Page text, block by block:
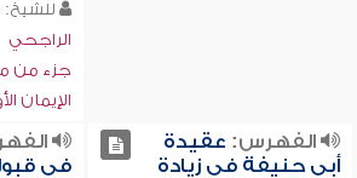
للشيخ:
الراجحي
جزء من
الإيمان
الفهرس: عقيدة
أبي حنيفة في زيادة
في